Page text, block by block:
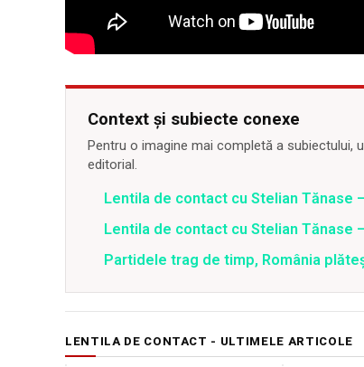
Context și subiecte conexe
Pentru o imagine mai completă a subiectului,
editorial.
Lentila de contact cu Stelian Tănase
Lentila de contact cu Stelian Tănase
Partidele trag de timp, România
LENTILA DE CONTACT - ULTIMELE ARTICOLE